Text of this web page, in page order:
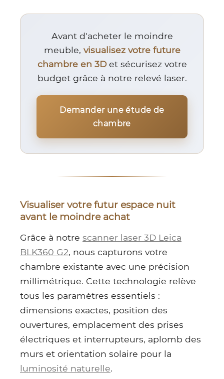
Avant d'acheter le moindre
meuble, visualisez votre future
chambre en 3Det sécurisez votre
budget grâce à notre relevé laser.
Demander une étude de
chambre
Visualiser votre futur espace nuit
avant le moindre achat
Grâce à notre scanner laser 3D Leica
BLK360 G2, nous capturons votre
chambre existante avec une précision
millimétrique. Cette technologie relève
tous les paramètres essentiels :
dimensions exactes, position des
ouvertures, emplacement des prises
électriques et interrupteurs, aplomb des
murs et orientation solaire pour la
luminosité naturelle.